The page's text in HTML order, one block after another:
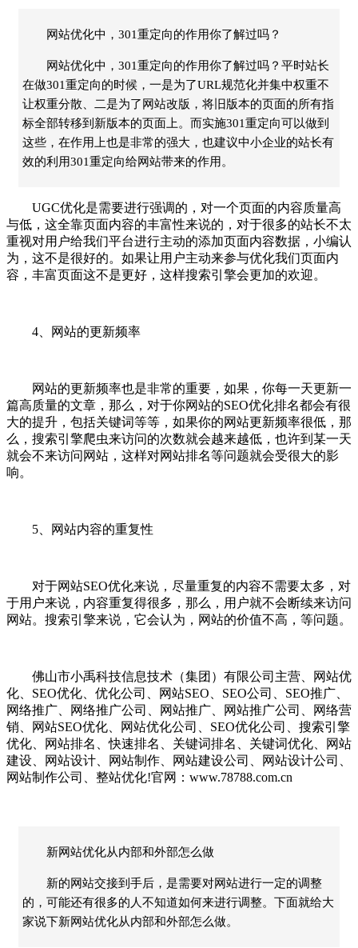
网站优化中，301重定向的作用你了解过吗？
网站优化中，301重定向的作用你了解过吗？平时站长
在做301重定向的时候，一是为了URL规范化并集中权重不
让权重分散、二是为了网站改版，将旧版本的页面的所有指
标全部转移到新版本的页面上。而实施301重定向可以做到
这些，在作用上也是非常的强大，也建议中小企业的站长有
效的利用301重定向给网站带来的作用。
UGC优化是需要进行强调的，对一个页面的内容质量高
与低，这全靠页面内容的丰富性来说的，对于很多的站长不太
重视对用户给我们平台进行主动的添加页面内容数据，小编认
为，这不是很好的。如果让用户主动来参与优化我们页面内
容，丰富页面这不是更好，这样搜索引擎会更加的欢迎。
4、网站的更新频率
网站的更新频率也是非常的重要，如果，你每一天更新一
篇高质量的文章，那么，对于你网站的SEO优化排名都会有很
大的提升，包括关键词等等，如果你的网站更新频率很低，那
么，搜索引擎爬虫来访问的次数就会越来越低，也许到某一天
就会不来访问网站，这样对网站排名等问题就会受很大的影
响。
5、网站内容的重复性
对于网站SEO优化来说，尽量重复的内容不需要太多，对
于用户来说，内容重复得很多，那么，用户就不会断续来访问
网站。搜索引擎来说，它会认为，网站的价值不高，等问题。
佛山市小禹科技信息技术（集团）有限公司主营、网站优
化、SEO优化、优化公司、网站SEO、SEO公司、SEO推广、
网络推广、网络推广公司、网站推广、网站推广公司、网络营
销、网站SEO优化、网站优化公司、SEO优化公司、搜索引擎
优化、网站排名、快速排名、关键词排名、关键词优化、网站
建设、网站设计、网站制作、网站建设公司、网站设计公司、
网站制作公司、整站优化!官网：www.78788.com.cn
新网站优化从内部和外部怎么做
新的网站交接到手后，是需要对网站进行一定的调整
的，可能还有很多的人不知道如何来进行调整。下面就给大
家说下新网站优化从内部和外部怎么做。